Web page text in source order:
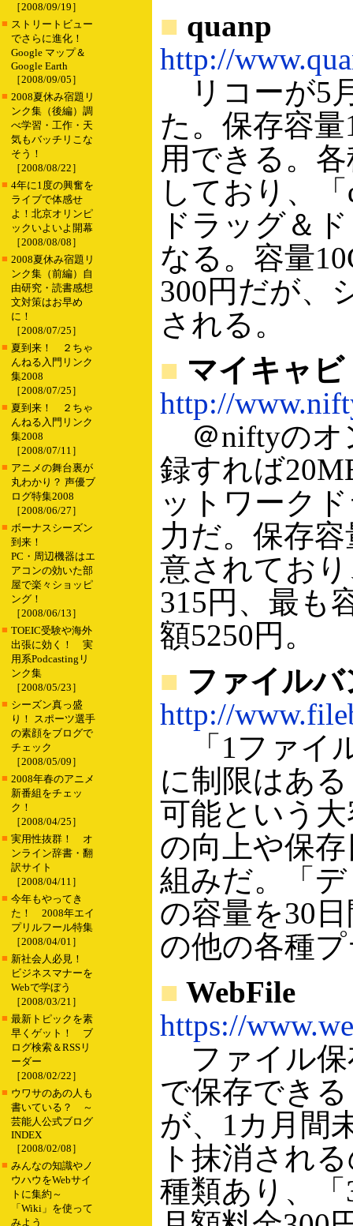
［2008/09/19］
■ ストリートビュー
でさらに進化！
Google マップ＆
Google Earth
［2008/09/05］
■ 2008夏休み宿題リ
ンク集（後編）調
べ学習・工作・天
気もバッチリこな
そう！
［2008/08/22］
■ 4年に1度の興奮を
ライブで体感せ
よ！北京オリンピ
ックいよいよ開幕
［2008/08/08］
■ 2008夏休み宿題リ
ンク集（前編）自
由研究・読書感想
文対策はお早め
に！
［2008/07/25］
■ 夏到来！ ２ちゃ
んねる入門リンク
集2008
［2008/07/25］
■ 夏到来！ ２ちゃ
んねる入門リンク
集2008
［2008/07/11］
■ アニメの舞台裏が
丸わかり？ 声優ブ
ログ特集2008
［2008/06/27］
■ ボーナスシーズン
到来！
PC・周辺機器はエ
アコンの効いた部
屋で楽々ショッピ
ング！
［2008/06/13］
■ TOEIC受験や海外
出張に効く！ 実
用系Podcastingリ
ンク集
［2008/05/23］
■ シーズン真っ盛
り！ スポーツ選手
の素顔をブログで
チェック
［2008/05/09］
■ 2008年春のアニメ
新番組をチェッ
ク！
［2008/04/25］
■ 実用性抜群！ オ
ンライン辞書・翻
訳サイト
［2008/04/11］
■ 今年もやってき
た！ 2008年エイ
プリルフール特集
［2008/04/01］
■ 新社会人必見！
ビジネスマナーを
Webで学ぼう
［2008/03/21］
■ 最新トピックを素
早くゲット！ ブ
ログ検索＆RSSリ
ーダー
［2008/02/22］
■ ウワサのあの人も
書いている？ ～
芸能人公式ブログ
INDEX
［2008/02/08］
■ みんなの知識やノ
ウハウをWebサイ
トに集約～
「Wiki」を使って
みよう
■ quanp
http://
リコーが5
た。保存容
用できる。
しており、
ドラッグ＆
なる。容量
300円だが、
される。
■ マイキャビ
http://
＠niftyのオ
録すれば
ットワーク
力だ。保存
意されてお
315円、最も
額5250円。
■ ファイルバ
http://
「1ファイ
に制限はあ
可能という
の向上や保
組みだ。「
の容量を30
の他の各種
■ WebFile
https://
ファイル保
で保存でき
が、1カ月間
ト抹消され
種類あり、